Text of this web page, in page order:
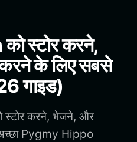
स्टोर करने,
के लिए सबसे
गाइड)
करने, भेजने, और
Pygmy Hippo